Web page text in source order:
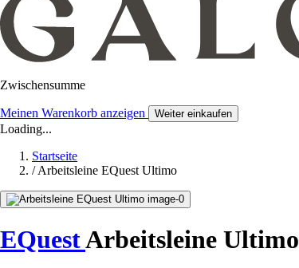
Zwischensumme
Meinen Warenkorb anzeigen Weiter einkaufen
Loading...
Startseite
/ Arbeitsleine EQuest Ultimo
EQuestArbeitsleine Ultimo